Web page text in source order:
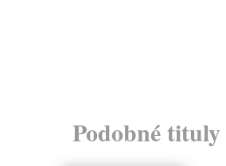
Podobné tituly